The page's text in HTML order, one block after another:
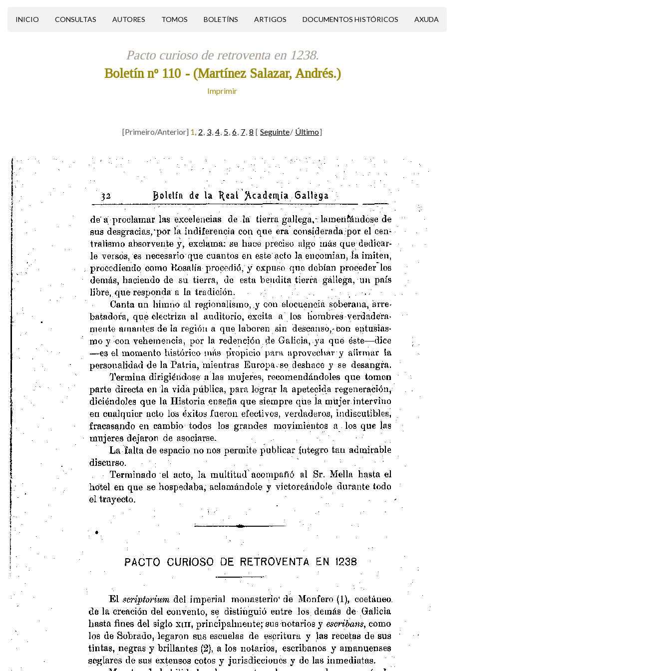
INICIO CONSULTAS AUTORES TOMOS BOLETÍNS ARTIGOS DOCUMENTOS HISTÓRICOS AXUDA
Pacto curioso de retroventa en 1238.
Boletín nº 110 - (Martínez Salazar, Andrés.)
Imprimir
[Primeiro/Anterior] 1, 2, 3, 4, 5, 6, 7, 8 [ Seguinte/ Último]